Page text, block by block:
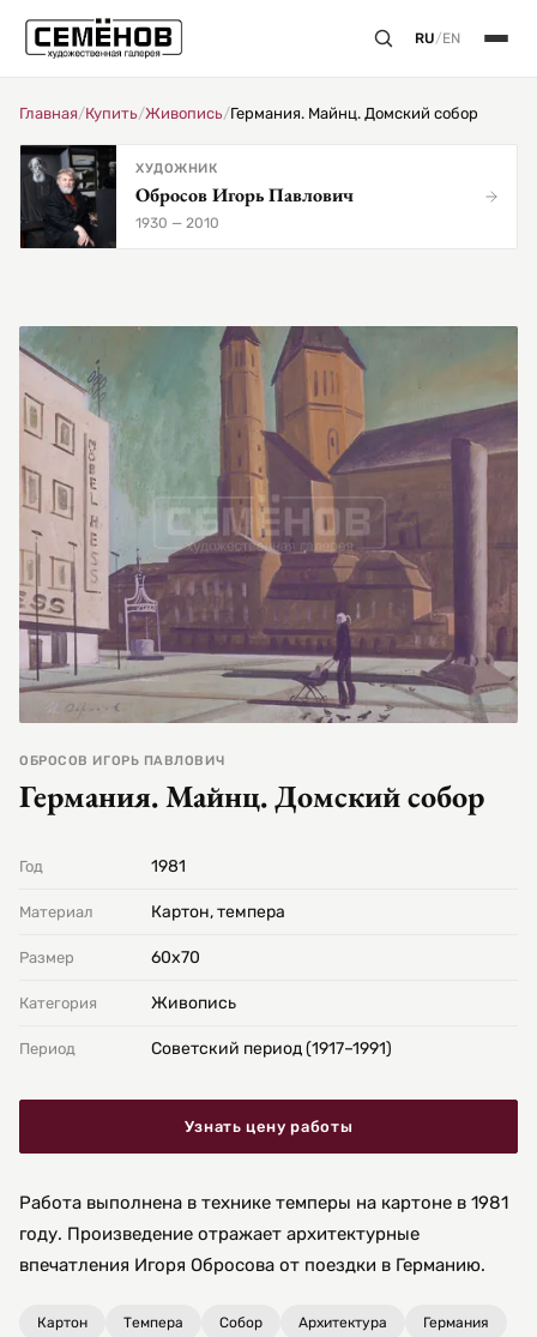
RU/EN
Главная/Купить/Живопись/Германия. Майнц. Домский собор
ХУДОЖНИК
Обросов Игорь Павлович
1930 — 2010
ОБРОСОВ ИГОРЬ ПАВЛОВИЧ
Германия. Майнц. Домский собор
Год 1981
Материал Картон, темпера
Размер 60х70
Категория Живопись
Период Советский период (1917–1991)
Узнать цену работы
Работа выполнена в технике темперы на картоне в 1981
году. Произведение отражает архитектурные
впечатления Игоря Обросова от поездки в Германию.
Картон Темпера Собор Архитектура Германия